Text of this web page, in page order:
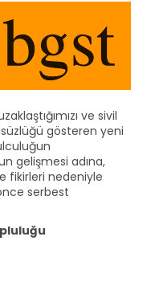
ve sivil
gösteren yeni
gelişmesi adına,
fikirleri nedeniyle
serbest